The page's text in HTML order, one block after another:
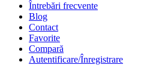
Întrebări frecvente
Blog
Contact
Favorite
Compară
Autentificare/Înregistrare